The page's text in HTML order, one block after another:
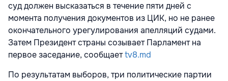
суд должен высказаться в течение пяти дней с
момента получения документов из ЦИК, но не ранее
окончательного урегулирования апелляций судами.
Затем Президент страны созывает Парламент на
первое заседание, сообщаетtv8.md
По результатам выборов, три политические партии